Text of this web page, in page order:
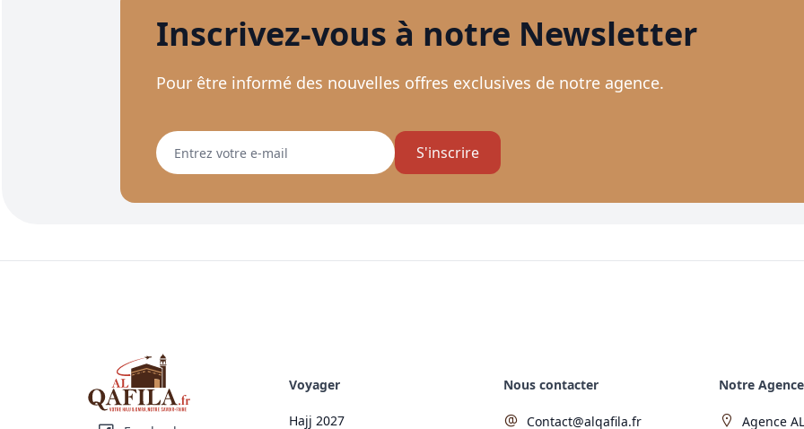
Inscrivez-vous à notre Newsletter
Pour être informé des nouvelles offres exclusives de notre agence.
S'inscrire
Voyager
Hajj 2027
Nous contacter
Contact@alqafila.fr
Notre Agence
Agence